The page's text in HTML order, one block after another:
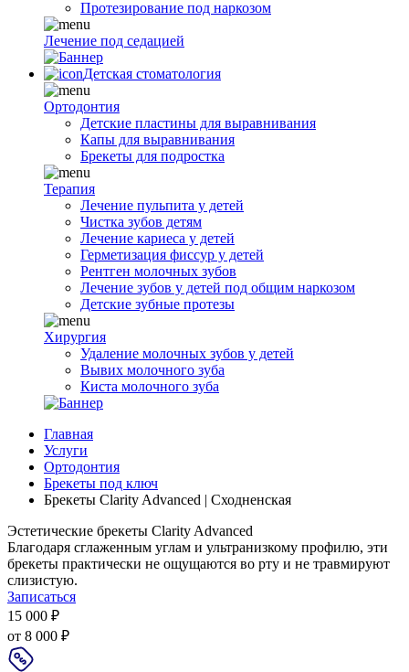
Протезирование под наркозом
Лечение под седацией
Детская стоматология
Ортодонтия
Детские пластины для выравнивания
Капы для выравнивания
Брекеты для подростка
Терапия
Лечение пульпита у детей
Чистка зубов детям
Лечение кариеса у детей
Герметизация фиссур у детей
Рентген молочных зубов
Лечение зубов у детей под общим наркозом
Детские зубные протезы
Хирургия
Удаление молочных зубов у детей
Вывих молочного зуба
Киста молочного зуба
Главная
Услуги
Ортодонтия
Брекеты под ключ
Брекеты Clarity Advanced | Сходненская
Эстетические брекеты Clarity Advanced
Благодаря сглаженным углам и ультранизкому профилю, эти
брекеты практически не ощущаются во рту и не травмируют
слизистую.
Записаться
15 000 ₽
от 8 000 ₽